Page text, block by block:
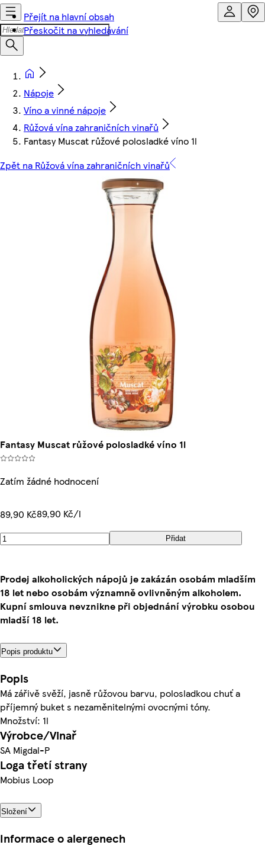
Přejít na hlavní obsah
Přeskočit na vyhledávání
Nápoje
Víno a vinné nápoje
Růžová vína zahraničních vinařů
Fantasy Muscat růžové polosladké víno 1l
Zpět na Růžová vína zahraničních vinařů
Fantasy Muscat růžové polosladké víno 1l
Zatím žádné hodnocení
89,90 Kč89,90 Kč/l
Přidat
Prodej alkoholických nápojů je zakázán osobám mladším
18 let nebo osobám významně ovlivněným alkoholem.
Kupní smlouva nevznikne při objednání výrobku osobou
mladší 18 let.
Popis produktu
Popis
Má zářivě svěží, jasně růžovou barvu, polosladkou chuť a
příjemný buket s nezaměnitelnými ovocnými tóny.
Množství: 1l
Výrobce/Vinař
SA Migdal-P
Loga třetí strany
Mobius Loop
Složení
Informace o alergenech